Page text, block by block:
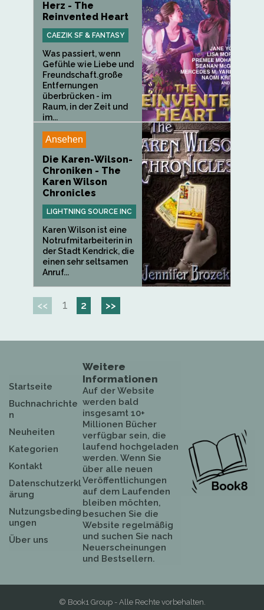
Herz - The
Reinvented Heart
CAEZIK SF & FANTASY
Was passiert, wenn
Gefühle wie Liebe und
Freundschaft.große
Entfernungen
überbrücken - im
Raum, in der Zeit und
im...
Ansehen
Die Karen-Wilson-
Chroniken - The
Karen Wilson
Chronicles
LIGHTNING SOURCE INC
Karen Wilson ist eine
Notrufmitarbeiterin in
der Stadt Kendrick, die
einen sehr seltsamen
Anruf...
<< 1 2 >>
Startseite
Buchnachrichte
n
Neuheiten
Kategorien
Kontakt
Datenschutzerkl
ärung
Nutzungsbeding
ungen
Über uns
Weitere
Informationen
Auf der Website
werden bald
insgesamt 10+
Millionen Bücher
verfügbar sein, die
laufend hochgeladen
werden. Wenn Sie
über alle neuen
Veröffentlichungen
auf dem Laufenden
bleiben möchten,
besuchen Sie die
Website regelmäßig
und suchen Sie nach
Neuerscheinungen
und Bestsellern.
© Book1 Group - Alle Rechte vorbehalten.